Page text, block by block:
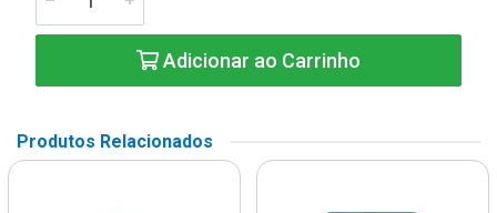
Adicionar ao Carrinho
Produtos Relacionados